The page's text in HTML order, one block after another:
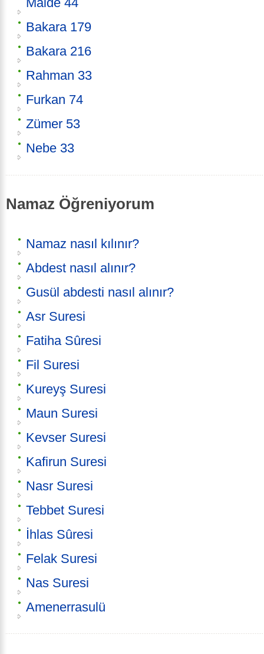
Bakara 179
Bakara 216
Rahman 33
Furkan 74
Zümer 53
Nebe 33
Namaz Öğreniyorum
Namaz nasıl kılınır?
Abdest nasıl alınır?
Gusül abdesti nasıl alınır?
Asr Suresi
Fatiha Sûresi
Fil Suresi
Kureyş Suresi
Maun Suresi
Kevser Suresi
Kafirun Suresi
Nasr Suresi
Tebbet Suresi
İhlas Sûresi
Felak Suresi
Nas Suresi
Amenerrasulü